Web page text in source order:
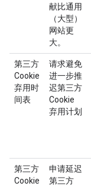
献比通用
（大型）
网站更
大。
第三方
Cookie
弃用时
间表
请求避免
进一步推
迟第三方
Cookie
弃用计划
第三方
Cookie
申请延迟
第三方